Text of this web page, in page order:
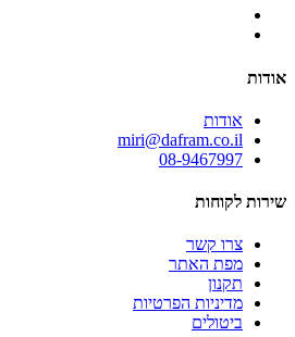
אודות
אודות
miri@dafram.co.il
08-9467997
שירות לקוחות
צרו קשר
מפת האתר
תקנון
מדיניות הפרטיות
ביטולים